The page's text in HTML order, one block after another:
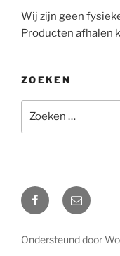
Wij zijn geen
Producten afhalen
ZOEKEN
naar:
FacebookMail
Ondersteund door